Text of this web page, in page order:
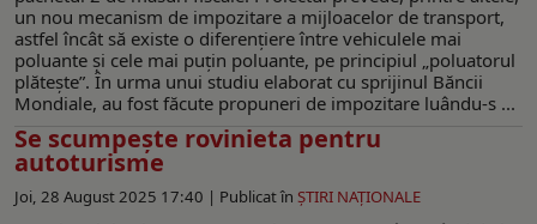
un nou mecanism de impozitare a mijloacelor de transport,
astfel încât să existe o diferențiere între vehiculele mai
poluante și cele mai puțin poluante, pe principiul „poluatorul
plătește”. În urma unui studiu elaborat cu sprijinul Băncii
Mondiale, au fost făcute propuneri de impozitare luându-s ...
Se scumpește rovinieta pentru
autoturisme
Joi, 28 August 2025 17:40 | Publicat în ŞTIRI NAŢIONALE